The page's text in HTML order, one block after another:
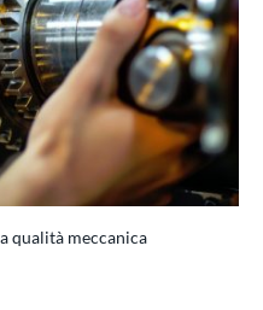
qualità meccanica